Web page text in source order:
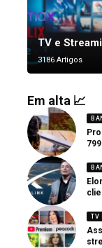
TV e
3186 Artigos
Em alta 📈
TV